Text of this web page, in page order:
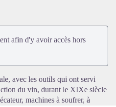
Voir l'image en plein écran
afin d'y avoir accès hors
avec les outils qui ont servi
du vin, durant le XIXe siècle
machines à soufrer, à